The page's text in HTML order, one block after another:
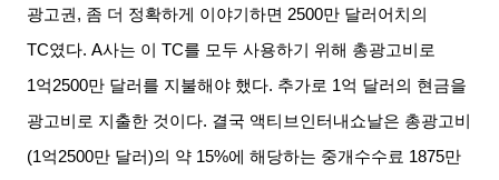
광고권 , 좀 더 정확하게 이야기하면 2500만 달러어치의
TC였다. A사는 이 TC를 모두 사용하기 위해 총광고비로
1억2500만 달러를 지불해야 했다. 추가로 1억 달러의 현금을
광고비로 지출한 것이다. 결국 액티브인터내쇼날은 총광고비
(1억2500만 달러)의 약 15%에 해당하는 중개수수료 1875만